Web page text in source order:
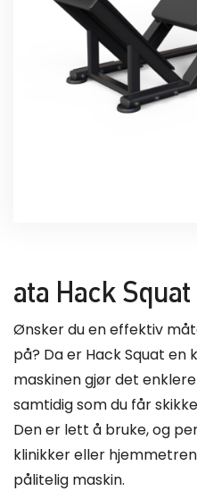
ata Hack
Ønsker du en effektiv
på? Da er Hack Squat en
maskinen gjør det
samtidig som du får
Den er lett å bruke, og
klinikker eller
pålitelig maskin.